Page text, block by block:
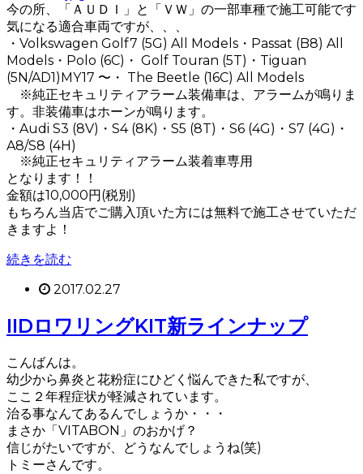
今の所、「ＡＵＤＩ」と「ＶＷ」の一部車種で施工可能です
気になる適合車両ですが、、、
・Volkswagen Golf7 (5G) All Models・Passat (B8) All
Models・Polo (6C)・ Golf Touran (5T)・Tiguan
(5N/AD1)MY17 〜・ The Beetle (16C) All Models
※純正セキュリティアラーム装備車は、アラームが鳴りま
す。非装備車はホーンが鳴ります。
・Audi S3 (8V)・S4 (8K)・S5 (8T)・S6 (4G)・S7 (4G)・
A8/S8 (4H)
※純正セキュリティアラーム装着車専用
となります！！
金額は10,000円(税別)
もちろん当店でご購入頂いた方には無料で施工させていただ
きますよ！
続きを読む
2017.02.27
IIDロワリングKIT新ラインナップ
こんばんは。
幼少から鼻炎と花粉症にひどく悩んできた私ですが、
ここ２年程症状が軽減されています。
治る事なんてあるんでしょうか・・・
まさか「VITABON」のおかげ？
信じがたいですが、どうなんでしょうね(笑)
トミーさんです。